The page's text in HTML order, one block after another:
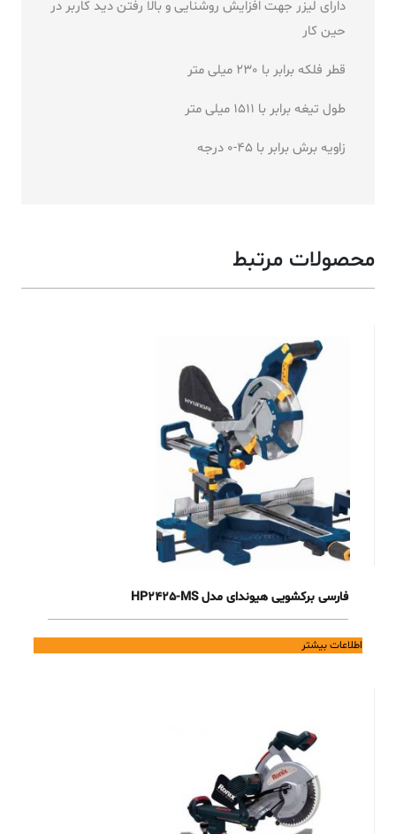
دارای لیزر جهت افزایش روشنایی و بالا رفتن دید کاربر در
حین کار
قطر فلکه برابر با 230 میلی متر
طول تیغه برابر با 1511 میلی متر
زاویه برش برابر با 45-0 درجه
محصولات مرتبط
فارسی برکشویی هیوندای مدل HP2425-MS
اطلاعات بیشتر